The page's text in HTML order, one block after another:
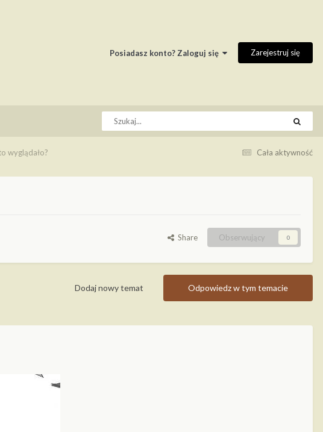
Posiadasz konto? Zaloguj się Zarejestruj się
Cała aktywność
wyglądało?
Share Obserwujący 0
Odpowiedz w tym temacie
Dodaj nowy temat